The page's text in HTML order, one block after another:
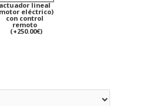
lineal
eléctrico)
con control
remoto
(+250.00€)